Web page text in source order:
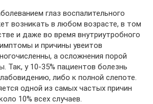
глаз воспалительного
возникать в любом возрасте, в том
и даже во время внутриутробного
и причины увеитов
а осложнения порой
Так, у 10-35% пациентов болезнь
либо к полной слепоте.
одной из самых частых причин
10% всех случаев.